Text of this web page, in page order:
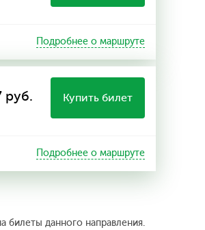
Подробнее о маршруте
руб. Купить билет
Подробнее о маршруте
билеты данного направления.